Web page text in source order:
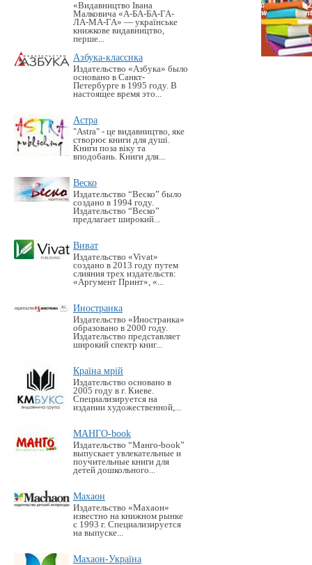
«Видавництво Івана
Малковича «А-БА-БА-ГА-
ЛА-МА-ГА» — українське
книжкове видавництво,
перше...
Азбука-классика
Издательство «Азбука» было
основано в Санкт-
Петербурге в 1995 году. В
настоящее время это...
Астра
"Astra" - це видавництво, яке
створює книги для душі.
Книги поза віку та
вподобань. Книги для...
Веско
Издательство “Веско” было
создано в 1994 году.
Издательство “Веско”
предлагает широкий...
Виват
Издательство «Vivat»
создано в 2013 году путем
слияния трех издательств:
«Аргумент Принт», «...
Иностранка
Издательство «Иностранка»
образовано в 2000 году.
Издательство представляет
широкий спектр книг...
Країна мрій
Издательство основано в
2005 году в г. Киеве.
Специализируется на
издании художественной,...
МАНГО-book
Издательство “Манго-book”
выпускает увлекательные и
поучительные книги для
детей дошкольного...
Махаон
Издательство «Махаон»
известно на книжном рынке
с 1993 г. Специализируется
на выпуске...
Махаон-Україна